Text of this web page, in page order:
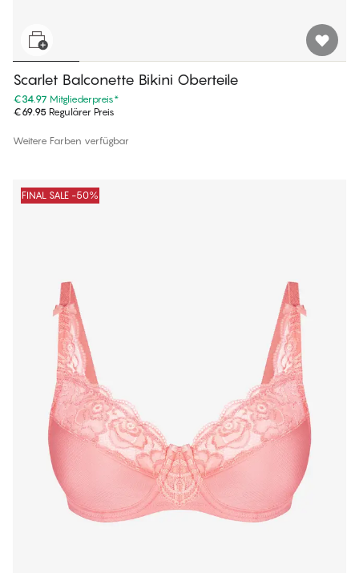
Scarlet Balconette Bikini Oberteile
€34.97 Mitgliederpreis*
€69.95 Regulärer Preis
Weitere Farben verfügbar
FINAL SALE -50%